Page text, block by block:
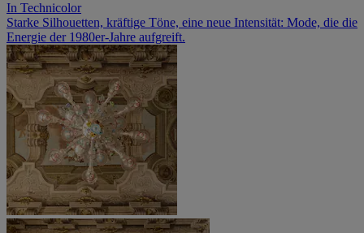
In Technicolor
Starke Silhouetten, kräftige Töne, eine neue Intensität: Mode, die die
Energie der 1980er-Jahre aufgreift.